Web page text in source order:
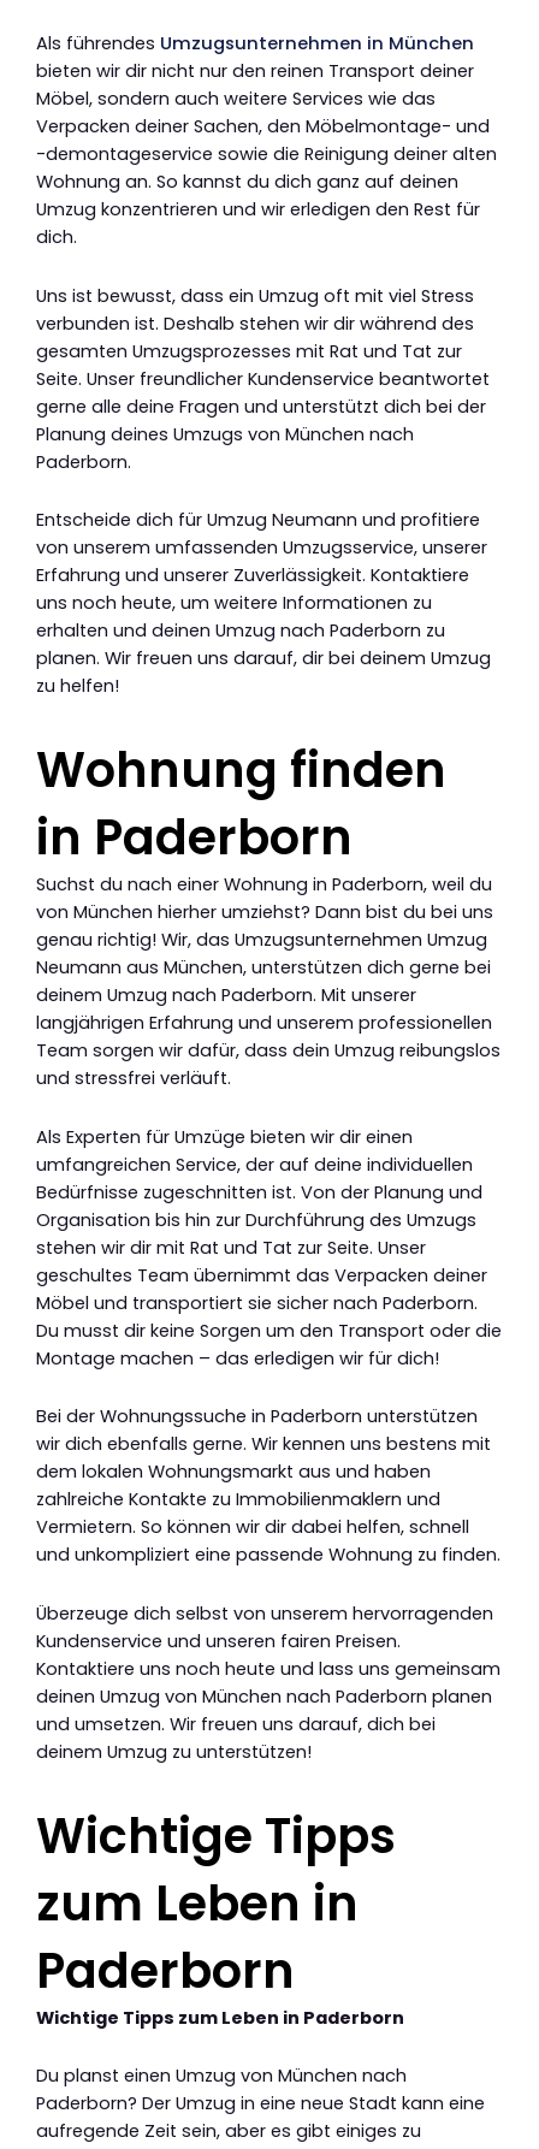
Als führendes Umzugsunternehmen in München
bieten wir dir nicht nur den reinen Transport deiner
Möbel, sondern auch weitere Services wie das
Verpacken deiner Sachen, den Möbelmontage- und
-demontageservice sowie die Reinigung deiner alten
Wohnung an. So kannst du dich ganz auf deinen
Umzug konzentrieren und wir erledigen den Rest für
dich.
Uns ist bewusst, dass ein Umzug oft mit viel Stress
verbunden ist. Deshalb stehen wir dir während des
gesamten Umzugsprozesses mit Rat und Tat zur
Seite. Unser freundlicher Kundenservice beantwortet
gerne alle deine Fragen und unterstützt dich bei der
Planung deines Umzugs von München nach
Paderborn.
Entscheide dich für Umzug Neumann und profitiere
von unserem umfassenden Umzugsservice, unserer
Erfahrung und unserer Zuverlässigkeit. Kontaktiere
uns noch heute, um weitere Informationen zu
erhalten und deinen Umzug nach Paderborn zu
planen. Wir freuen uns darauf, dir bei deinem Umzug
zu helfen!
Wohnung finden
in Paderborn
Suchst du nach einer Wohnung in Paderborn, weil du
von München hierher umziehst? Dann bist du bei uns
genau richtig! Wir, das Umzugsunternehmen Umzug
Neumann aus München, unterstützen dich gerne bei
deinem Umzug nach Paderborn. Mit unserer
langjährigen Erfahrung und unserem professionellen
Team sorgen wir dafür, dass dein Umzug reibungslos
und stressfrei verläuft.
Als Experten für Umzüge bieten wir dir einen
umfangreichen Service, der auf deine individuellen
Bedürfnisse zugeschnitten ist. Von der Planung und
Organisation bis hin zur Durchführung des Umzugs
stehen wir dir mit Rat und Tat zur Seite. Unser
geschultes Team übernimmt das Verpacken deiner
Möbel und transportiert sie sicher nach Paderborn.
Du musst dir keine Sorgen um den Transport oder die
Montage machen – das erledigen wir für dich!
Bei der Wohnungssuche in Paderborn unterstützen
wir dich ebenfalls gerne. Wir kennen uns bestens mit
dem lokalen Wohnungsmarkt aus und haben
zahlreiche Kontakte zu Immobilienmaklern und
Vermietern. So können wir dir dabei helfen, schnell
und unkompliziert eine passende Wohnung zu finden.
Überzeuge dich selbst von unserem hervorragenden
Kundenservice und unseren fairen Preisen.
Kontaktiere uns noch heute und lass uns gemeinsam
deinen Umzug von München nach Paderborn planen
und umsetzen. Wir freuen uns darauf, dich bei
deinem Umzug zu unterstützen!
Wichtige Tipps
zum Leben in
Paderborn
Wichtige Tipps zum Leben in Paderborn
Du planst einen Umzug von München nach
Paderborn? Der Umzug in eine neue Stadt kann eine
aufregende Zeit sein, aber es gibt einiges zu